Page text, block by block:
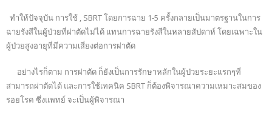
ทำให้ปัจจุบัน การใช้ , SBRT โดยการฉาย 1-5 ครั้งกลายเป็นมาตรฐานในการ
ฉายรังสีในผู้ป่วยที่ผ่าตัดไม่ได้ แทนการฉายรังสีในหลายสัปดาห์ โดยเฉพาะใน
ผู้ป่วยสูงอายุที่มีความเสี่ยงต่อการผ่าตัด
อย่างไรก็ตาม การผ่าตัด ก็ยังเป็นการรักษาหลักในผู้ป่วยระยะแรกๆที่
สามารถผ่าตัดได้ และการใช้เทคนิค SBRT ก็ต้องพิจารณาความเหมาะสมของ
รอยโรค ซึ่งแพทย์ จะเป็นผู้พิจารณา